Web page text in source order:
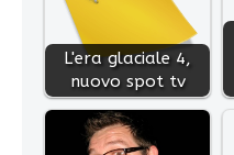
L'era glaciale 4,
nuovo spot tv